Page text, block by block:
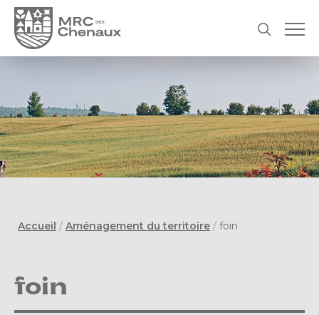
Accueil / Aménagement du territoire / foin
foin